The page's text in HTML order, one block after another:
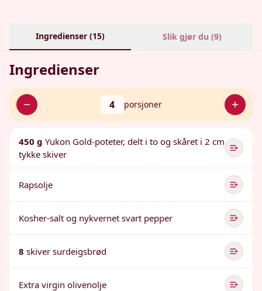
Ingredienser (15) Slik gjør du (9)
Ingredienser
4 porsjoner
450 g Yukon Gold-poteter, delt i to og skåret i 2 cm
tykke skiver
Rapsolje
Kosher-salt og nykvernet svart pepper
8 skiver surdeigsbrød
Extra virgin olivenolje